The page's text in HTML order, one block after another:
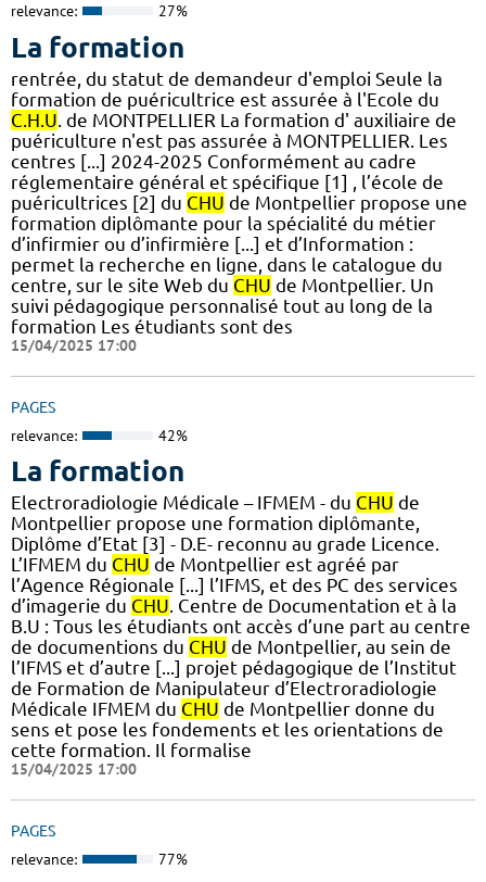
relevance: 27%
La formation
rentrée, du statut de demandeur d'emploi Seule la
formation de puéricultrice est assurée à l'Ecole du
C.H.U. de MONTPELLIER La formation d' auxiliaire de
puériculture n'est pas assurée à MONTPELLIER. Les
centres [...] 2024-2025 Conformément au cadre
réglementaire général et spécifique [1] , l’école de
puéricultrices [2] du CHU de Montpellier propose une
formation diplômante pour la spécialité du métier
d’infirmier ou d’infirmière [...] et d’Information :
permet la recherche en ligne, dans le catalogue du
centre, sur le site Web du CHU de Montpellier. Un
suivi pédagogique personnalisé tout au long de la
formation Les étudiants sont des
15/04/2025 17:00
PAGES
relevance: 42%
La formation
Electroradiologie Médicale – IFMEM - du CHU de
Montpellier propose une formation diplômante,
Diplôme d’Etat [3] - D.E- reconnu au grade Licence.
L’IFMEM du CHU de Montpellier est agréé par
l’Agence Régionale [...] l’IFMS, et des PC des services
d’imagerie du CHU. Centre de Documentation et à la
B.U : Tous les étudiants ont accès d’une part au centre
de documentions du CHU de Montpellier, au sein de
l’IFMS et d’autre [...] projet pédagogique de l’Institut
de Formation de Manipulateur d’Electroradiologie
Médicale IFMEM du CHU de Montpellier donne du
sens et pose les fondements et les orientations de
cette formation. Il formalise
15/04/2025 17:00
PAGES
relevance: 77%